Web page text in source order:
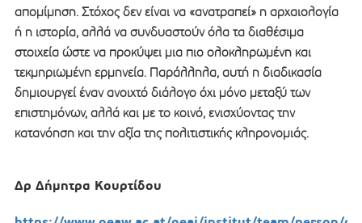
απομίμηση. Στόχος δεν είναι να «ανατραπεί» η αρχαιολογία
ή η ιστορία, αλλά να συνδυαστούν όλα τα διαθέσιμα
στοιχεία ώστε να προκύψει μια πιο ολοκληρωμένη και
τεκμηριωμένη ερμηνεία. Παράλληλα, αυτή η διαδικασία
δημιουργεί έναν ανοιχτό διάλογο όχι μόνο μεταξύ των
επιστημόνων, αλλά και με το κοινό, ενισχύοντας την
κατανόηση και την αξία της πολιτιστικής κληρονομιάς.
Δρ Δήμητρα Κουρτίδου